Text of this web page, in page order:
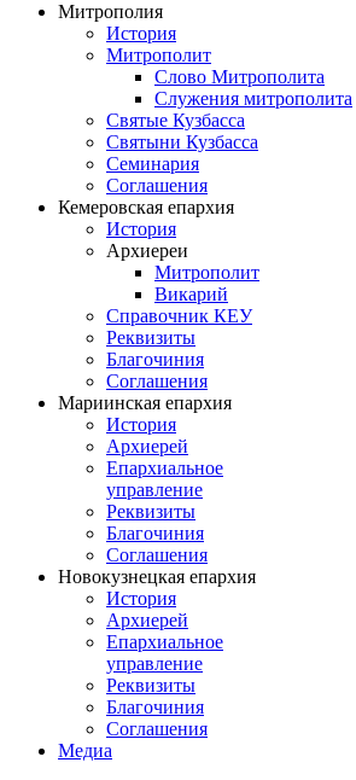
Митрополия
История
Митрополит
Слово Митрополита
Служения митрополита
Святые Кузбасса
Святыни Кузбасса
Семинария
Соглашения
Кемеровская епархия
История
Архиереи
Митрополит
Викарий
Справочник КЕУ
Реквизиты
Благочиния
Соглашения
Мариинская епархия
История
Архиерей
Епархиальное
управление
Реквизиты
Благочиния
Соглашения
Новокузнецкая епархия
История
Архиерей
Епархиальное
управление
Реквизиты
Благочиния
Соглашения
Медиа